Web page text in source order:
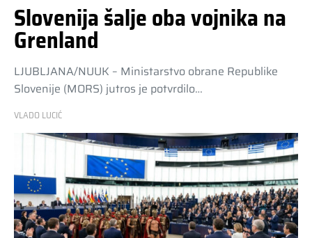
Slovenija šalje oba vojnika na
Grenland
LJUBLJANA/NUUK – Ministarstvo obrane Republike
Slovenije (MORS) jutros je potvrdilo…
VLADO LUCIĆ